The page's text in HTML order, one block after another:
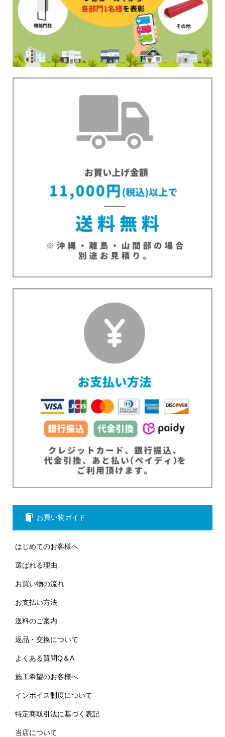
お買い物ガイド
はじめてのお客様へ
選ばれる理由
お買い物の流れ
お支払い方法
送料のご案内
返品・交換について
よくある質問Q＆A
施工希望のお客様へ
インボイス制度について
特定商取引法に基づく表記
当店について